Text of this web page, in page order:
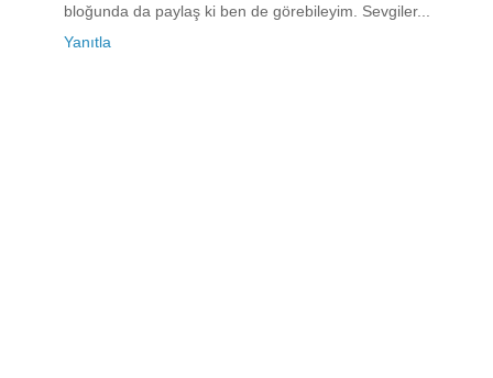
bloğunda da paylaş ki ben de görebileyim. Sevgiler...
Yanıtla